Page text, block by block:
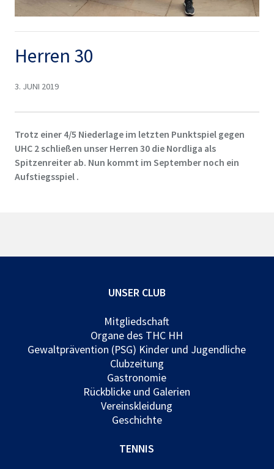
Herren 30
3. JUNI 2019
Trotz einer 4/5 Niederlage im letzten Punktspiel gegen
UHC 2 schließen unser Herren 30 die Nordliga als
Spitzenreiter ab. Nun kommt im September noch ein
Aufstiegsspiel .
UNSER CLUB
Mitgliedschaft
Organe des THC HH
Gewaltprävention (PSG) Kinder und Jugendliche
Clubzeitung
Gastronomie
Rückblicke und Galerien
Vereinskleidung
Geschichte
TENNIS